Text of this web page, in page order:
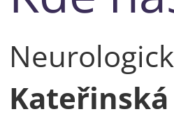
Kateřinská